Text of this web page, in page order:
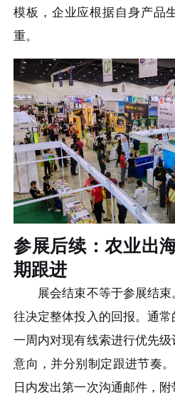
模板，企业应根据自身产品
重。
参展后续：农业出
期跟进
展会结束不等于参展结束
往决定整体投入的回报。通
一周内对现有线索进行优先
意向，并分别制定跟进节奏
日内发出第一次沟通邮件，